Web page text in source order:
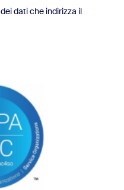
dati che indirizza il